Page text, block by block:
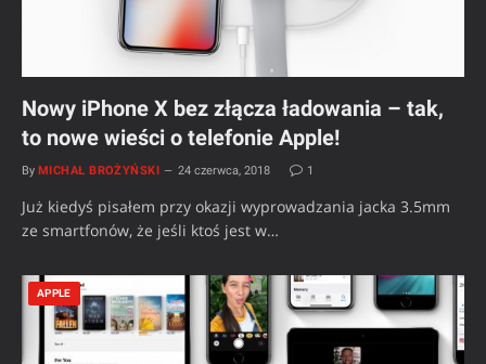
Nowy iPhone X bez złącza ładowania – tak,
to nowe wieści o telefonie Apple!
By MICHAŁ BROŻYŃSKI 24 czerwca, 2018 1
Już kiedyś pisałem przy okazji wyprowadzania jacka 3.5mm
ze smartfonów, że jeśli ktoś jest w…
APPLE